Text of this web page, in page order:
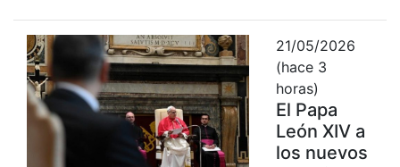
21/05/2026
(hace 3
horas)
El Papa
León XIV a
los nuevos